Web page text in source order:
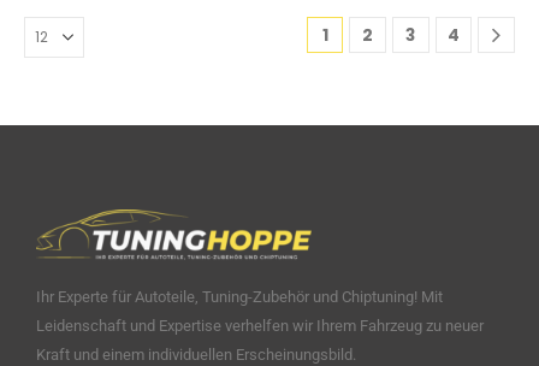
1 2 3 4
Ihr Experte für Autoteile, Tuning-Zubehör und Chiptuning! Mit
Leidenschaft und Expertise verhelfen wir Ihrem Fahrzeug zu neuer
Kraft und einem individuellen Erscheinungsbild.